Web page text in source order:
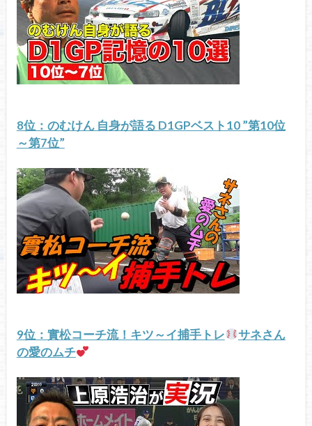
8位：のむけん 自身が語る D1GPベスト10 ”第10位
～第7位”
9位：實松コーチ流！キツ～イ捕手トレ
サネさん
の愛のムチ